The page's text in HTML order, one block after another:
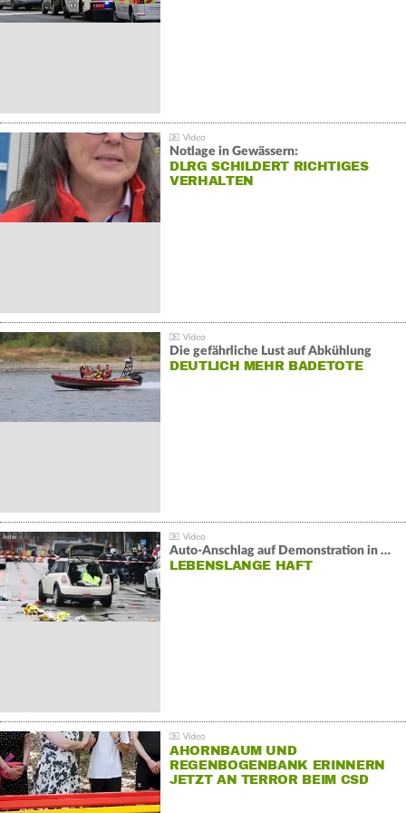
Notlage in Gewässern:
DLRG SCHILDERT RICHTIGES
VERHALTEN
Die gefährliche Lust auf Abkühlung
DEUTLICH MEHR BADETOTE
Auto-Anschlag auf Demonstration in München:
LEBENSLANGE HAFT
AHORNBAUM UND
REGENBOGENBANK ERINNERN
JETZT AN TERROR BEIM CSD